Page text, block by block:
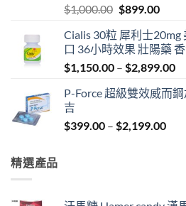
$1,000.00 Original
was:
$1,000.00.
$899.00
is:
Cialis 30粒 犀利士
口 36小時效果 壯陽藥
$1,150.00 – $2,899.00
P-Force 超級雙效威而
吉
$399.00 – $2,199.00Price
精選產品